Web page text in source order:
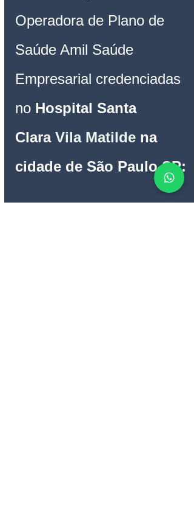
Operadora de Plano de
Saúde Amil Saúde
Empresarial credenciadas
no Hospital Santa
Clara Vila Matilde na
cidade de São Paulo SP: